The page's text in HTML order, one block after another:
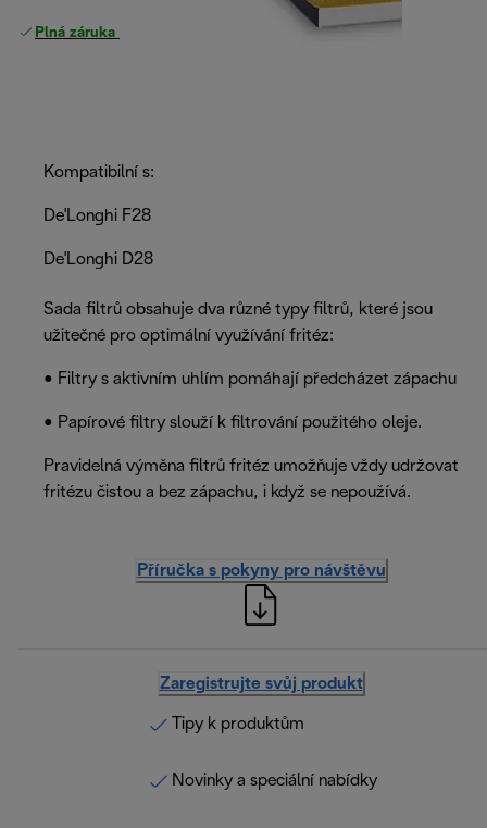
Plná záruka výrobce
Kompatibilní s:
De'Longhi F28
De'Longhi D28
Sada filtrů obsahuje dva různé typy filtrů, které jsou
užitečné pro optimální využívání fritéz:
• Filtry s aktivním uhlím pomáhají předcházet zápachu
• Papírové filtry slouží k filtrování použitého oleje.
Pravidelná výměna filtrů fritéz umožňuje vždy udržovat
fritézu čistou a bez zápachu, i když se nepoužívá.
Příručka s pokyny pro návštěvu
Zaregistrujte svůj produkt
Tipy k produktům
Novinky a speciální nabídky